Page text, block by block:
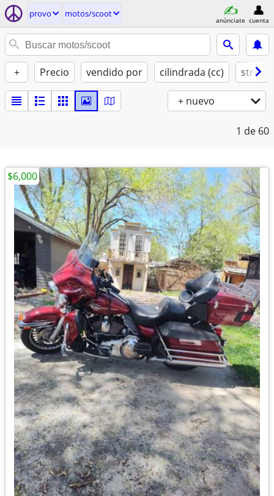
provo motos/scoot
anúnciate cuenta
+ Precio vendido por cilindrada (cc) street
+ nuevo
1 de 60
$6,000